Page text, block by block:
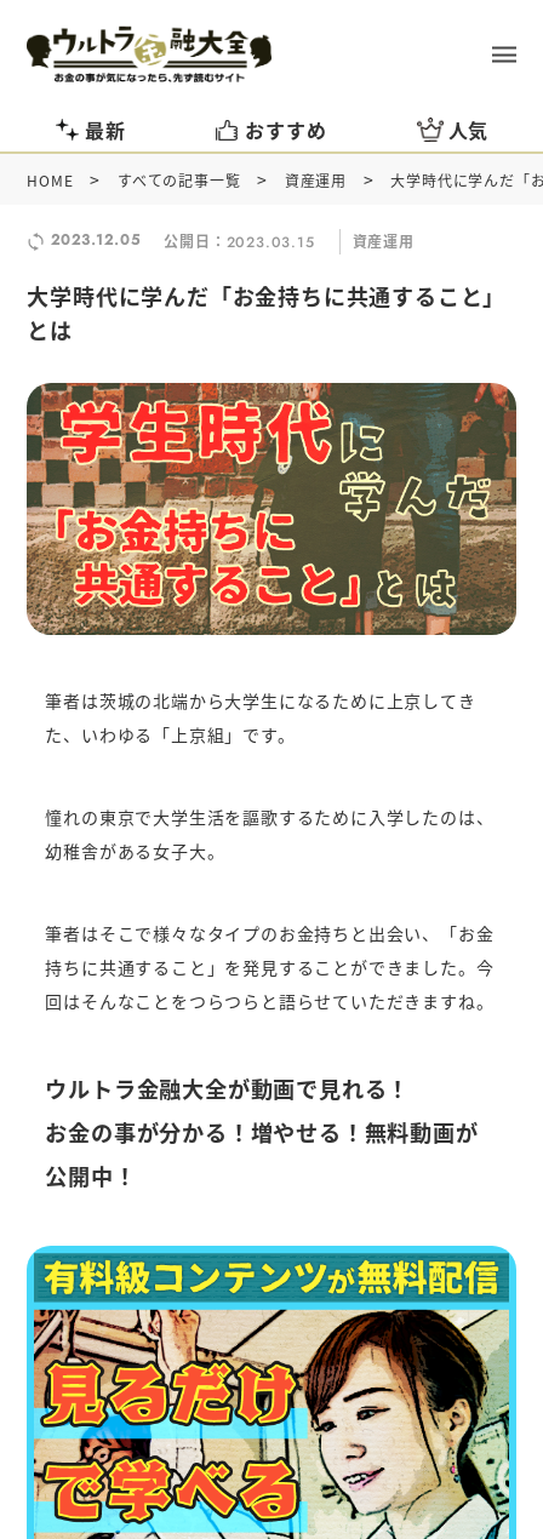
最新 おすすめ 人気
HOME > すべての記事一覧 > 資産運用 > 大学時代に学んだ「
2023.12.05 公開日： 2023.03.15 資産運用
大学時代に学んだ「お金持ちに共通すること」
とは
筆者は茨城の北端から大学生になるために上京してき
た、いわゆる「上京組」です。
憧れの東京で大学生活を謳歌するために入学したのは、
幼稚舎がある女子大。
筆者はそこで様々なタイプのお金持ちと出会い、「お金
持ちに共通すること」を発見することができました。今
回はそんなことをつらつらと語らせていただきますね。
ウルトラ金融大全が動画で見れる！
お金の事が分かる！増やせる！無料動画が
公開中！